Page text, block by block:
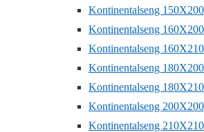
Kontinentalseng 150X200
Kontinentalseng 160X200
Kontinentalseng 160X210
Kontinentalseng 180X200
Kontinentalseng 180X210
Kontinentalseng 200X200
Kontinentalseng 210X210